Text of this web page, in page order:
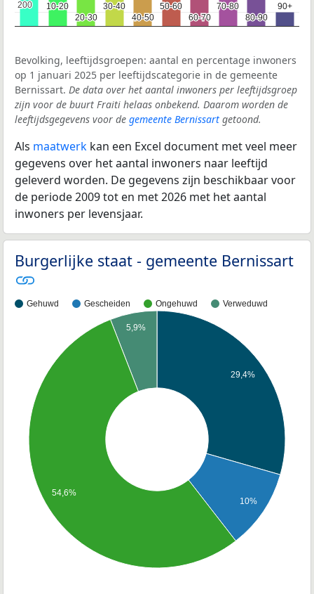
10-20
10-20
20-30
20-30
30-40
30-40
40-50
40-50
50-60
50-60
60-70
60-70
70-80
70-80
80-90
80-90
90+
90+
200
200
Bevolking, leeftijdsgroepen: aantal en percentage inwoners
op 1 januari 2025 per leeftijdscategorie in de gemeente
Bernissart. De data over het aantal inwoners per leeftijdsgroep
zijn voor de buurt Fraiti helaas onbekend. Daarom worden de
leeftijdsgegevens voor de gemeente Bernissart getoond.
Als maatwerk kan een Excel document met veel meer
gegevens over het aantal inwoners naar leeftijd
geleverd worden. De gegevens zijn beschikbaar voor
de periode 2009 tot en met 2026 met het aantal
inwoners per levensjaar.
Burgerlijke staat - gemeente Bernissart
Gehuwd Gescheiden Ongehuwd Verweduwd
29,4%
10%
5,9%
54,6%